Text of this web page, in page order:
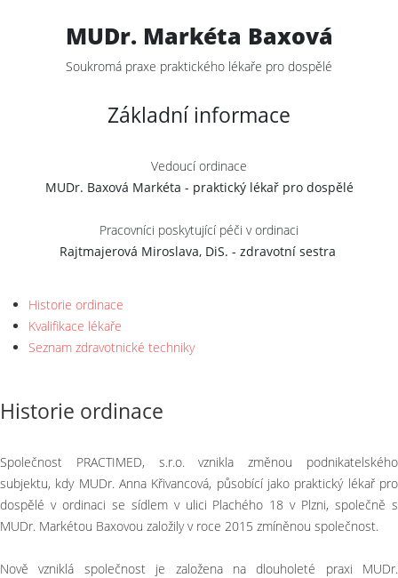
MUDr. Markéta Baxová
Soukromá praxe praktického lékaře pro dospělé
Základní informace
Vedoucí ordinace
MUDr. Baxová Markéta - praktický lékař pro dospělé
Pracovníci poskytující péči v ordinaci
Rajtmajerová Miroslava, DiS. - zdravotní sestra
Historie ordinace
Kvalifikace lékaře
Seznam zdravotnické techniky
Historie ordinace
Společnost PRACTIMED, s.r.o. vznikla změnou podnikatelského
subjektu, kdy MUDr. Anna Křivancová, působící jako praktický lékař pro
dospělé v ordinaci se sídlem v ulici Plachého 18 v Plzni, společně s
MUDr. Markétou Baxovou založily v roce 2015 zmíněnou společnost.
Nově vzniklá společnost je založena na dlouholeté praxi MUDr.